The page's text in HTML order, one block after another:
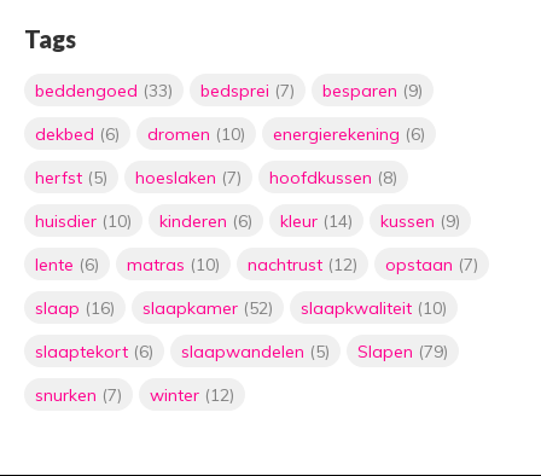
Tags
beddengoed (33) bedsprei (7) besparen (9)
dekbed (6) dromen (10) energierekening (6)
herfst (5) hoeslaken (7) hoofdkussen (8)
huisdier (10) kinderen (6) kleur (14) kussen (9)
lente (6) matras (10) nachtrust (12) opstaan (7)
slaap (16) slaapkamer (52) slaapkwaliteit (10)
slaaptekort (6) slaapwandelen (5) Slapen (79)
snurken (7) winter (12)